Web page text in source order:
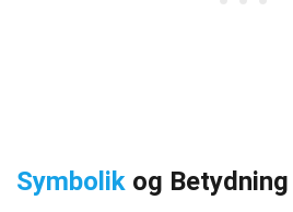
Symbolik og Betydning